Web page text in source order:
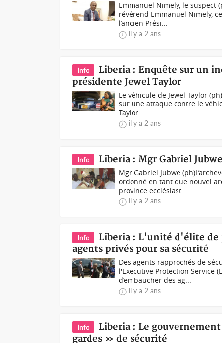
Emmanuel Nimely, le suspect
révérend Emmanuel Nimely,
l’ancien Prési...
il y a 2 ans
Info
Liberia : Enquête sur un
présidente Jewel Taylor
Le véhicule de Jewel Taylor
sur une attaque contre le
Taylor...
il y a 2 ans
Info Liberia : Mgr Gabriel
Mgr Gabriel Jubwe
ordonné en tant que nouvel
province ecclésiast...
il y a 2 ans
Info
Liberia : L'unité d'élite de
agents privés pour sa sécurité
Des agents rapprochés de
l'Executive Protection Service
d’embaucher des ag...
il y a 2 ans
Info
Liberia : Le
gardes » de sécurité